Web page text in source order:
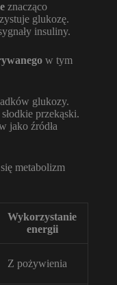
znacząco
glukozę.
insuliny.
w tym
glukozy.
przekąski.
jako źródła
metabolizm
Wykorzystanie
energii
Z pożywienia